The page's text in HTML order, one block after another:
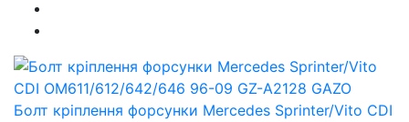
Болт кріплення форсунки Mercedes Sprinter/Vito CDI